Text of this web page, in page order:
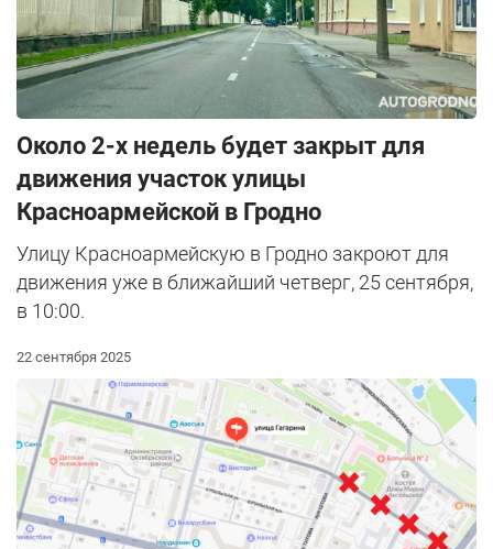
Около 2-х недель будет закрыт для
движения участок улицы
Красноармейской в Гродно
Улицу Красноармейскую в Гродно закроют для
движения уже в ближайший четверг, 25 сентября,
в 10:00.
22 сентября 2025